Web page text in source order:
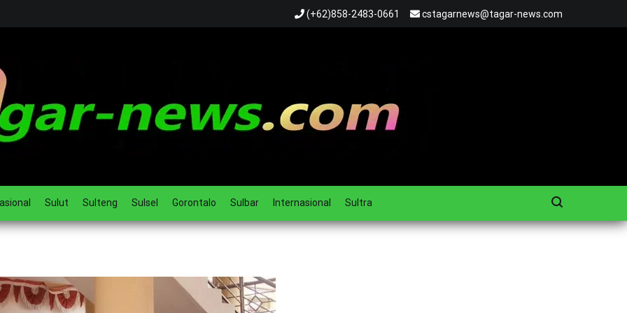
(+62)858-2483-0661 cstagarnews@tagar-news.com
Sulut Sulteng Sulsel Gorontalo Sulbar Internasional Sultra